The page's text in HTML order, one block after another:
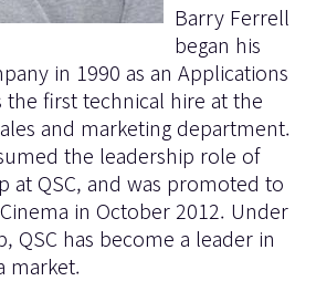
Barry Ferrell
began his
in 1990 as an Applications
the first technical hire at the
and marketing department.
the leadership role of
at QSC, and was promoted to
in October 2012. Under
QSC has become a leader in
market.